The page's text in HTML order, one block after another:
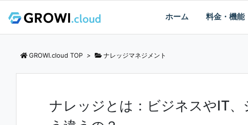
ホーム 料金・機能
GROWI.cloud TOP > ナレッジマネジメント
ナレッジとは：ビジネスやIT